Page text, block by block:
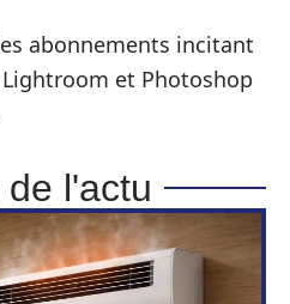
abonnements incitant
et Photoshop
l'actu